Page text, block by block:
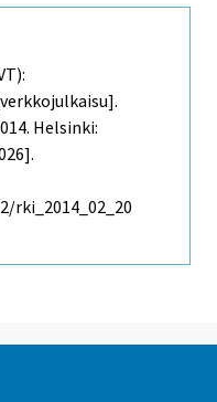
Helsinki: